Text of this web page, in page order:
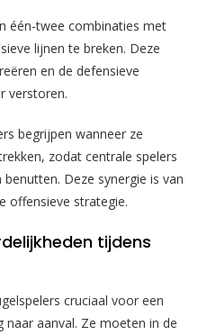
één-twee combinaties met
lijnen te breken. Deze
en de defensieve
verstoren.
begrijpen wanneer ze
zodat centrale spelers
Deze synergie is van
offensieve strategie.
tijdens
cruciaal voor een
naar aanval. Ze moeten in de